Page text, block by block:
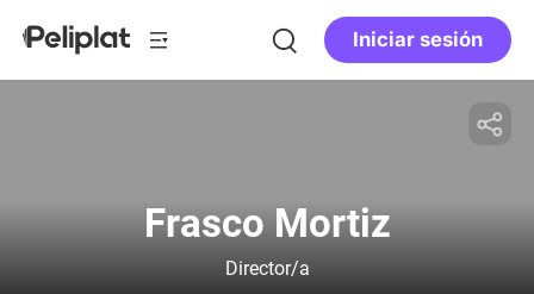
Iniciar sesión
Frasco Mortiz
Director/a